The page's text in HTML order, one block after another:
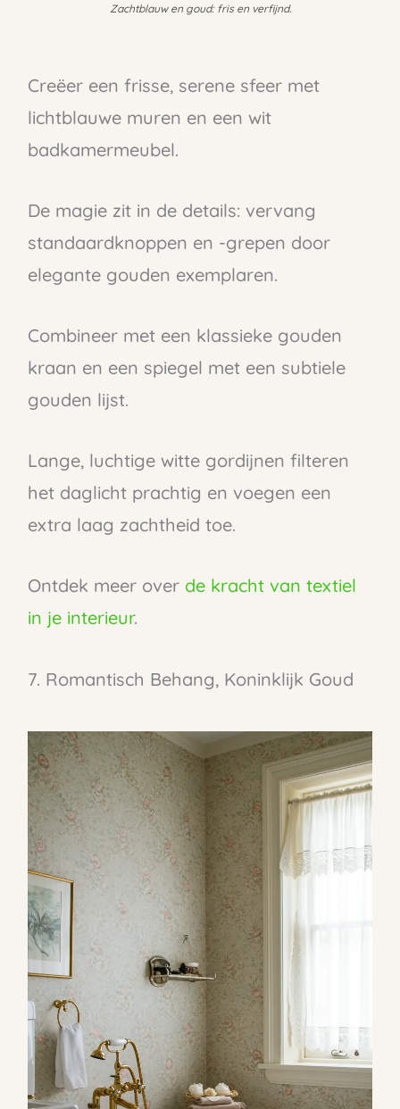
Zachtblauw en goud: fris en verfijnd.
Creëer een frisse, serene sfeer met
lichtblauwe muren en een wit
badkamermeubel.
De magie zit in de details: vervang
standaardknoppen en -grepen door
elegante gouden exemplaren.
Combineer met een klassieke gouden
kraan en een spiegel met een subtiele
gouden lijst.
Lange, luchtige witte gordijnen filteren
het daglicht prachtig en voegen een
extra laag zachtheid toe.
Ontdek meer over de kracht van textiel
in je interieur.
7. Romantisch Behang, Koninklijk Goud